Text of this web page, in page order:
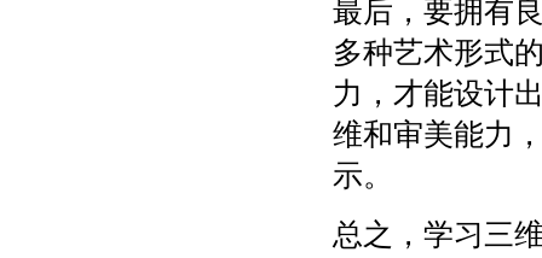
最后，要拥有
多种艺术形式
力，才能设计
维和审美能力
示。
总之，学习三